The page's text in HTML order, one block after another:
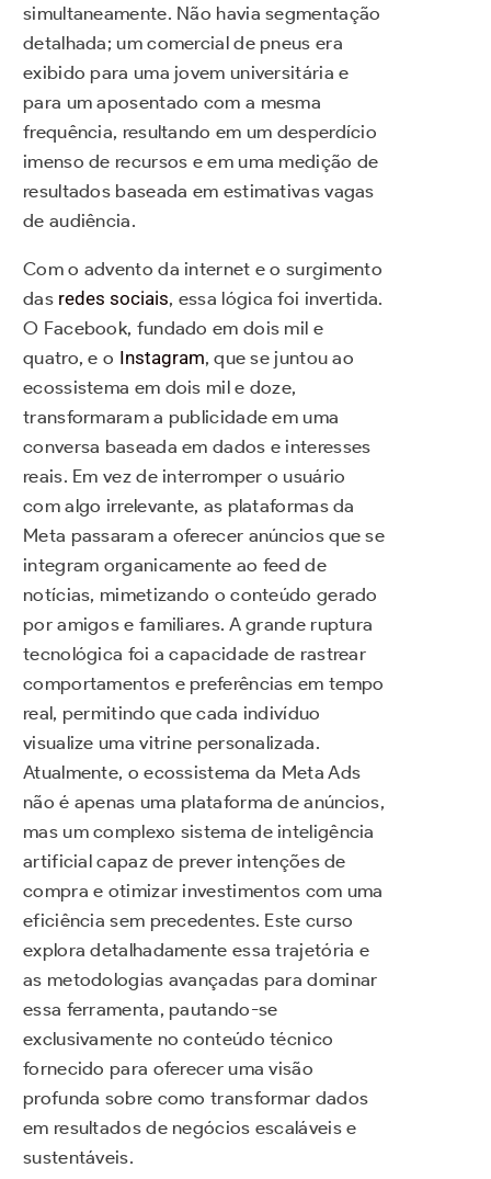
simultaneamente. Não havia segmentação
detalhada; um comercial de pneus era
exibido para uma jovem universitária e
para um aposentado com a mesma
frequência, resultando em um desperdício
imenso de recursos e em uma medição de
resultados baseada em estimativas vagas
de audiência.
Com o advento da internet e o surgimento
das redes sociais, essa lógica foi invertida.
O Facebook, fundado em dois mil e
quatro, e o Instagram, que se juntou ao
ecossistema em dois mil e doze,
transformaram a publicidade em uma
conversa baseada em dados e interesses
reais. Em vez de interromper o usuário
com algo irrelevante, as plataformas da
Meta passaram a oferecer anúncios que se
integram organicamente ao feed de
notícias, mimetizando o conteúdo gerado
por amigos e familiares. A grande ruptura
tecnológica foi a capacidade de rastrear
comportamentos e preferências em tempo
real, permitindo que cada indivíduo
visualize uma vitrine personalizada.
Atualmente, o ecossistema da Meta Ads
não é apenas uma plataforma de anúncios,
mas um complexo sistema de inteligência
artificial capaz de prever intenções de
compra e otimizar investimentos com uma
eficiência sem precedentes. Este curso
explora detalhadamente essa trajetória e
as metodologias avançadas para dominar
essa ferramenta, pautando-se
exclusivamente no conteúdo técnico
fornecido para oferecer uma visão
profunda sobre como transformar dados
em resultados de negócios escaláveis e
sustentáveis.